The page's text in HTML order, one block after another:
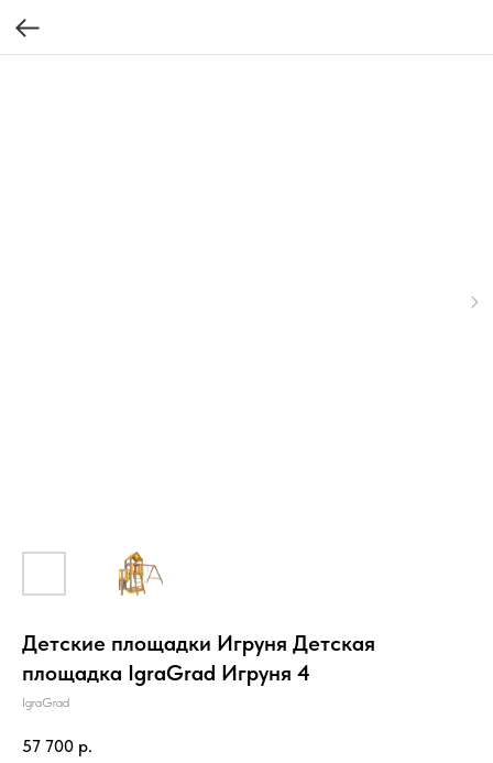
Детские площадки Игруня Детская
площадка IgraGrad Игруня 4
IgraGrad
57 700 р.